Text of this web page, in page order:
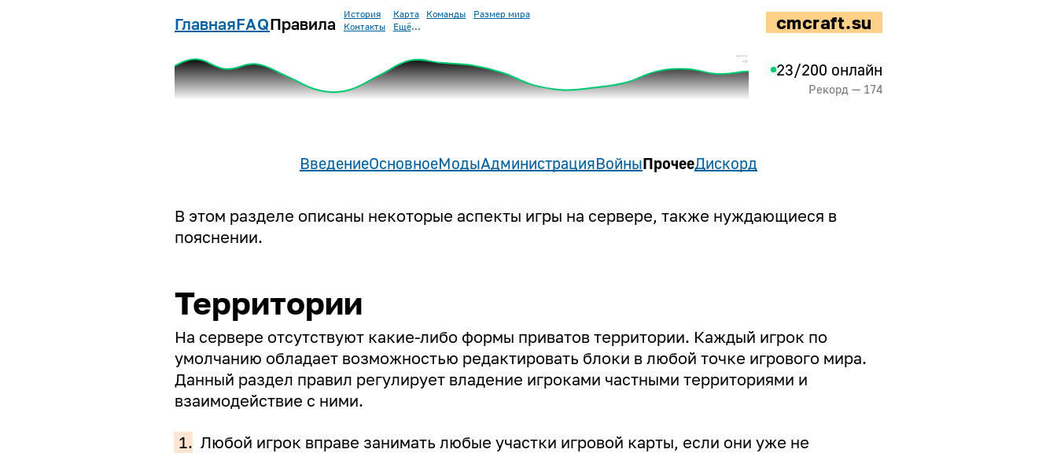
ГлавнаяFAQПравила
История Карта Команды
Размер мира
Контакты
Ещё cmcraft.su
23/200 онлайн
Рекорд — 174
ВведениеОсновноеМодыАдминистрацияВойныПрочееДискорд
В этом разделе описаны некоторые аспекты игры на сервере, также нуждающиеся в
пояснении.
Территории
На сервере отсутствуют какие-либо формы приватов территории. Каждый игрок по
умолчанию обладает возможностью редактировать блоки в любой точке игрового мира.
Данный раздел правил регулирует владение игроками частными территориями и
взаимодействие с ними.
1. Любой игрок вправе занимать любые участки игровой карты, если они уже не